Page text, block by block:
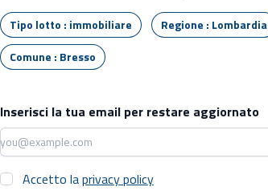
Tipo lotto : immobiliare Regione : Lombardia
Comune : Bresso
Inserisci la tua email per restare aggiornato
Accetto laprivacy policy